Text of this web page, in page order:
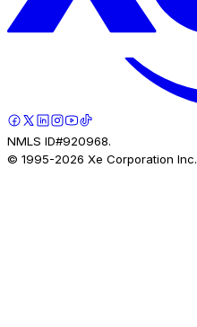
NMLS ID#920968.
© 1995-2026 Xe Corporation Inc.